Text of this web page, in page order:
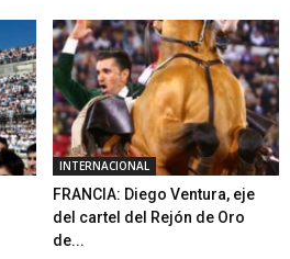
INTERNACIONAL
FRANCIA: Diego Ventura, eje
del cartel del Rejón de Oro
de...